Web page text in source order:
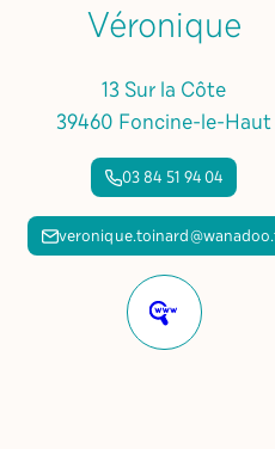
Véronique
13 Sur la Côte
39460 Foncine-le-Haut
03 84 51 94 04
Site
internet